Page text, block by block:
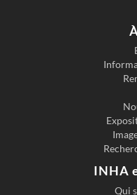
INHA
Qui